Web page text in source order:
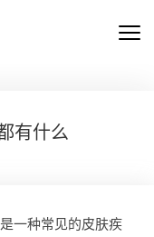
有什么
一种常见的皮肤疾